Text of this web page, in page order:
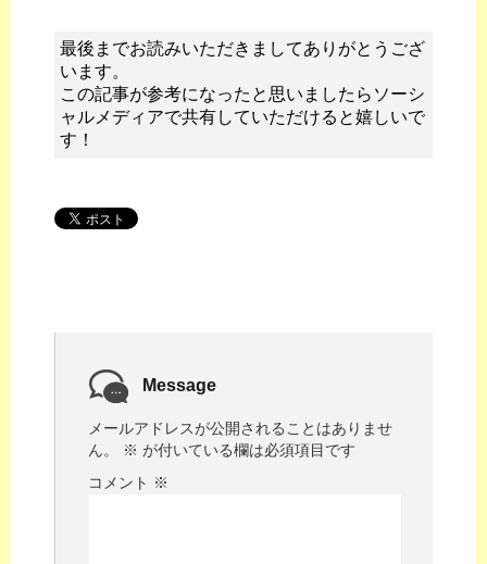
最後までお読みいただきましてありがとうござ
います。
この記事が参考になったと思いましたらソーシ
ャルメディアで共有していただけると嬉しいで
す！
Message
メールアドレスが公開されることはありませ
ん。
※ が付いている欄は必須項目です
コメント ※